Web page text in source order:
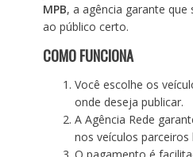
MPB, a agência garante que
ao público certo.
COMO FUNCIONA
Você escolhe os
onde deseja publicar.
A Agência Rede
nos veículos parceiros